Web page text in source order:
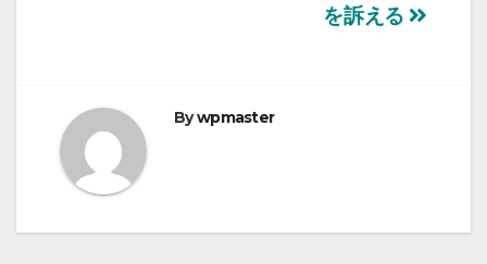
ー
シ
を訴える
Bywpmaster